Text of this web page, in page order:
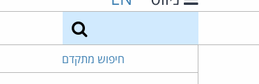
חיפוש מתקדם